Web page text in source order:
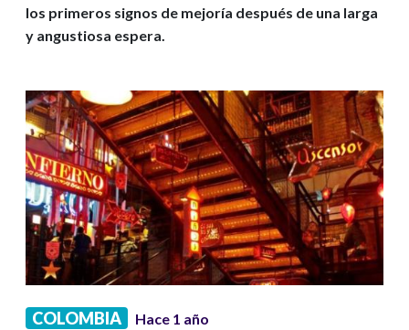
los primeros signos de mejoría después de una larga
y angustiosa espera.
COLOMBIA Hace 1 año